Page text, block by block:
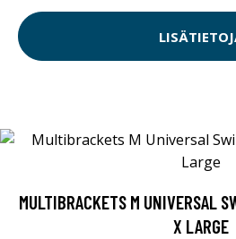
MULTIBRACKETS M UNIVERSAL
X LARGE